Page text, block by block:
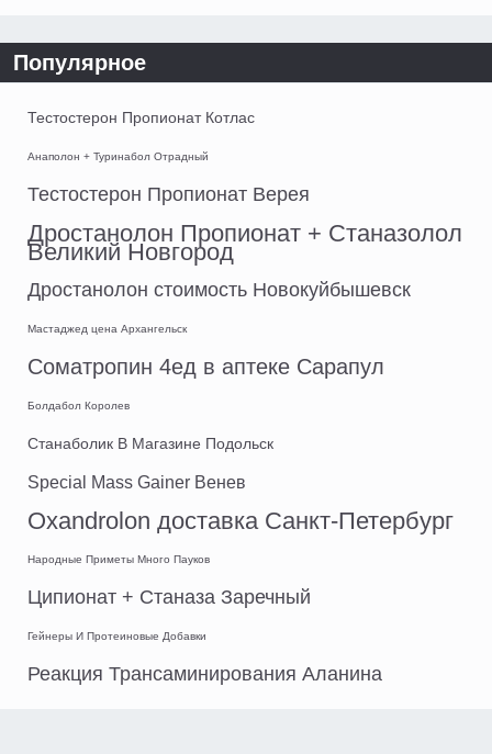
Популярное
Тестостерон Пропионат Котлас
Анаполон + Туринабол Отрадный
Тестостерон Пропионат Верея
Дростанолон Пропионат + Станазолол
Великий Новгород
Дростанолон стоимость Новокуйбышевск
Мастаджед цена Архангельск
Cоматропин 4ед в аптеке Сарапул
Болдабол Королев
Станаболик В Магазине Подольск
Special Mass Gainer Венев
Oxandrolon доставка Санкт-Петербург
Народные Приметы Много Пауков
Ципионат + Станаза Заречный
Гейнеры И Протеиновые Добавки
Реакция Трансаминирования Аланина